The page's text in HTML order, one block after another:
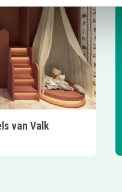
van Valk